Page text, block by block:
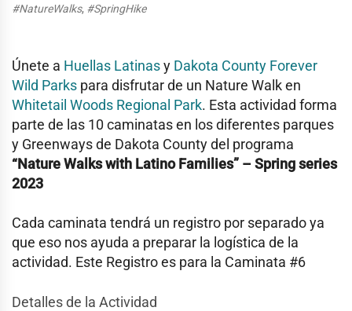
#NatureWalks, #SpringHike
Únete a Huellas Latinasy Dakota County Forever
Wild Parks para disfrutar de un Nature Walk en
Whitetail Woods Regional Park. Esta actividad forma
parte de las 10 caminatas en los diferentes parques
y Greenways de Dakota County del programa
“Nature Walks with Latino Families” – Spring series
2023
Cada caminata tendrá un registro por separado ya
que eso nos ayuda a preparar la logística de la
actividad. Este Registro es para la Caminata #6
Detalles de la Actividad